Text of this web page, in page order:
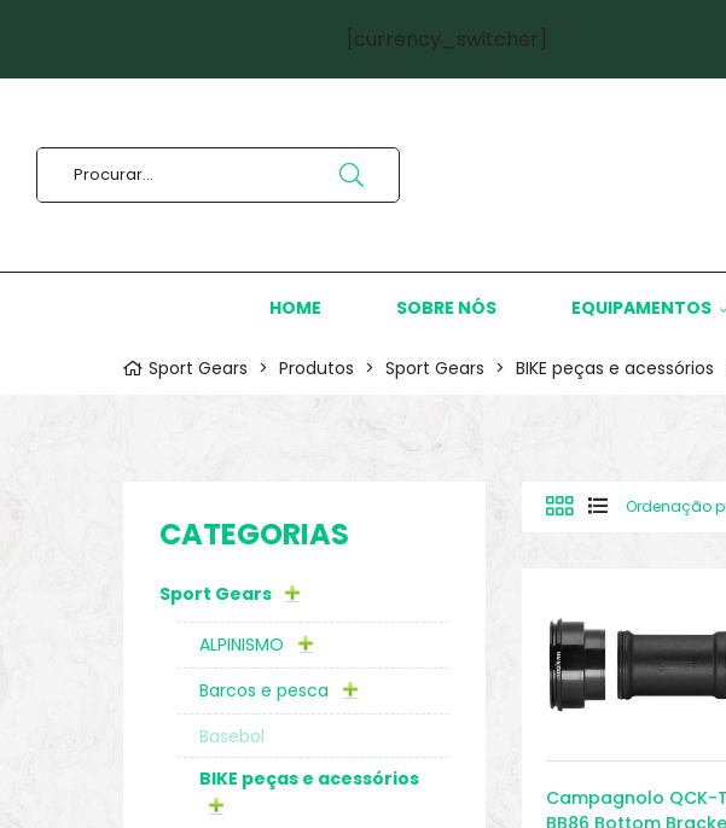
[currency_switcher]
HOME SOBRE NÓS EQUIPAMENTOS
Sport Gears > Produtos > Sport Gears > BIKE peças e acessórios
Ordenação
Campagnolo QCK-
CATEGORIAS
Sport Gears
ALPINISMO
Barcos e pesca
Basebol
BIKE peças e acessórios